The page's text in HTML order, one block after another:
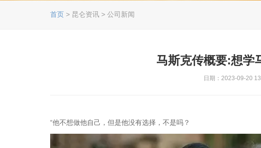
首页 > 昆仑资讯 > 公司新闻
马斯克传概要:想学
日期：2023-09-20
“他不想做他自己，但是他没有选择，不是吗？